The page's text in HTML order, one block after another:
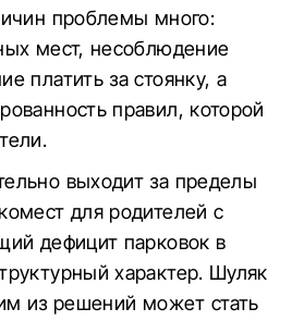
проблемы много:
мест, несоблюдение
платить за стоянку, а
правил, которой
выходит за пределы
для родителей с
дефицит парковок в
характер. Шуляк
из решений может стать